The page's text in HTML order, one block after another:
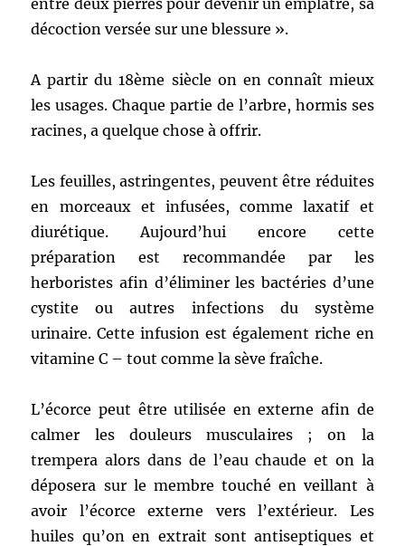
décoction versée sur une blessure ».
A partir du 18ème siècle on en connaît mieux
les usages. Chaque partie de l’arbre, hormis ses
racines, a quelque chose à offrir.
Les feuilles, astringentes, peuvent être réduites
en morceaux et infusées, comme laxatif et
diurétique. Aujourd’hui encore cette
préparation est recommandée par les
herboristes afin d’éliminer les bactéries d’une
cystite ou autres infections du système
urinaire. Cette infusion est également riche en
vitamine C – tout comme la sève fraîche.
L’écorce peut être utilisée en externe afin de
calmer les douleurs musculaires ; on la
trempera alors dans de l’eau chaude et on la
déposera sur le membre touché en veillant à
avoir l’écorce externe vers l’extérieur. Les
huiles qu’on en extrait sont antiseptiques et